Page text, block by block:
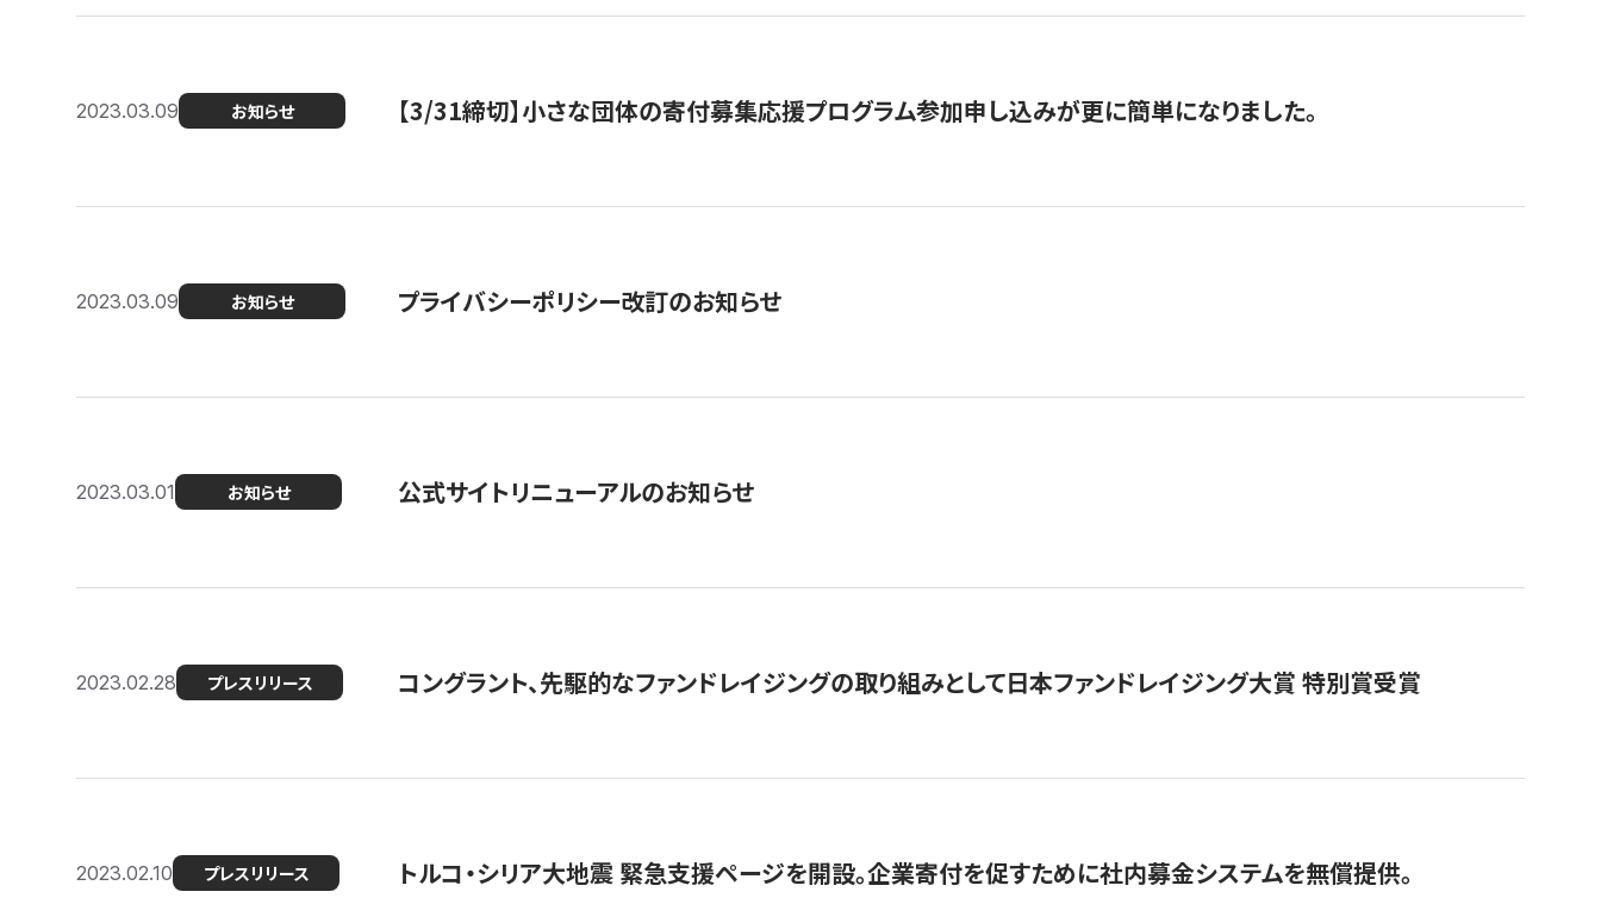
2023.03.09 お知らせ 【3/31締切】小さな団体の寄付募集応援プログラム参加申し込みが更に簡単になりました。
2023.03.09 お知らせ プライバシーポリシー改訂のお知らせ
2023.03.01 お知らせ 公式サイトリニューアルのお知らせ
2023.02.28 プレスリリース コングラント、先駆的なファンドレイジングの取り組みとして日本ファンドレイジング大賞 特別賞受賞
2023.02.10 プレスリリース トルコ・シリア大地震 緊急支援ページを開設。企業寄付を促すために社内募金システムを無償提供。